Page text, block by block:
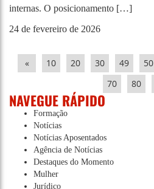
internas. O posicionamento […]
24 de fevereiro de 2026
« 10 20 30 49 50
70
80
NAVEGUE RÁPIDO
Formação
Notícias
Notícias Aposentados
Agência de Notícias
Destaques do Momento
Mulher
Jurídico